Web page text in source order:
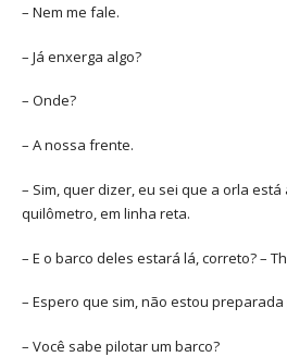
– Nem me fale.
– Já enxerga algo?
– Onde?
– A nossa frente.
– Sim, quer dizer, eu sei que a orla está
quilômetro, em linha reta.
– E o barco deles estará lá, correto? –
– Espero que sim, não estou
– Você sabe pilotar um barco?